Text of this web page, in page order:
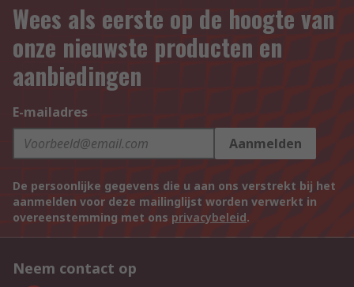
Wees als eerste op de hoogte van
onze nieuwste producten en
aanbiedingen
E-mailadres
Aanmelden
De persoonlijke gegevens die u aan ons verstrekt bij het
aanmelden voor deze mailinglijst worden verwerkt in
overeenstemming met ons privacybeleid.
Neem contact op